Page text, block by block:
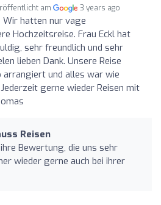
am 3 years ago
Wir hatten nur vage
Hochzeitsreise. Frau Eckl hat
sehr freundlich und sehr
lieben Dank. Unsere Reise
und alles war wie
gerne wieder Reisen mit
Reisen
Bewertung, die uns sehr
wieder gerne auch bei ihrer